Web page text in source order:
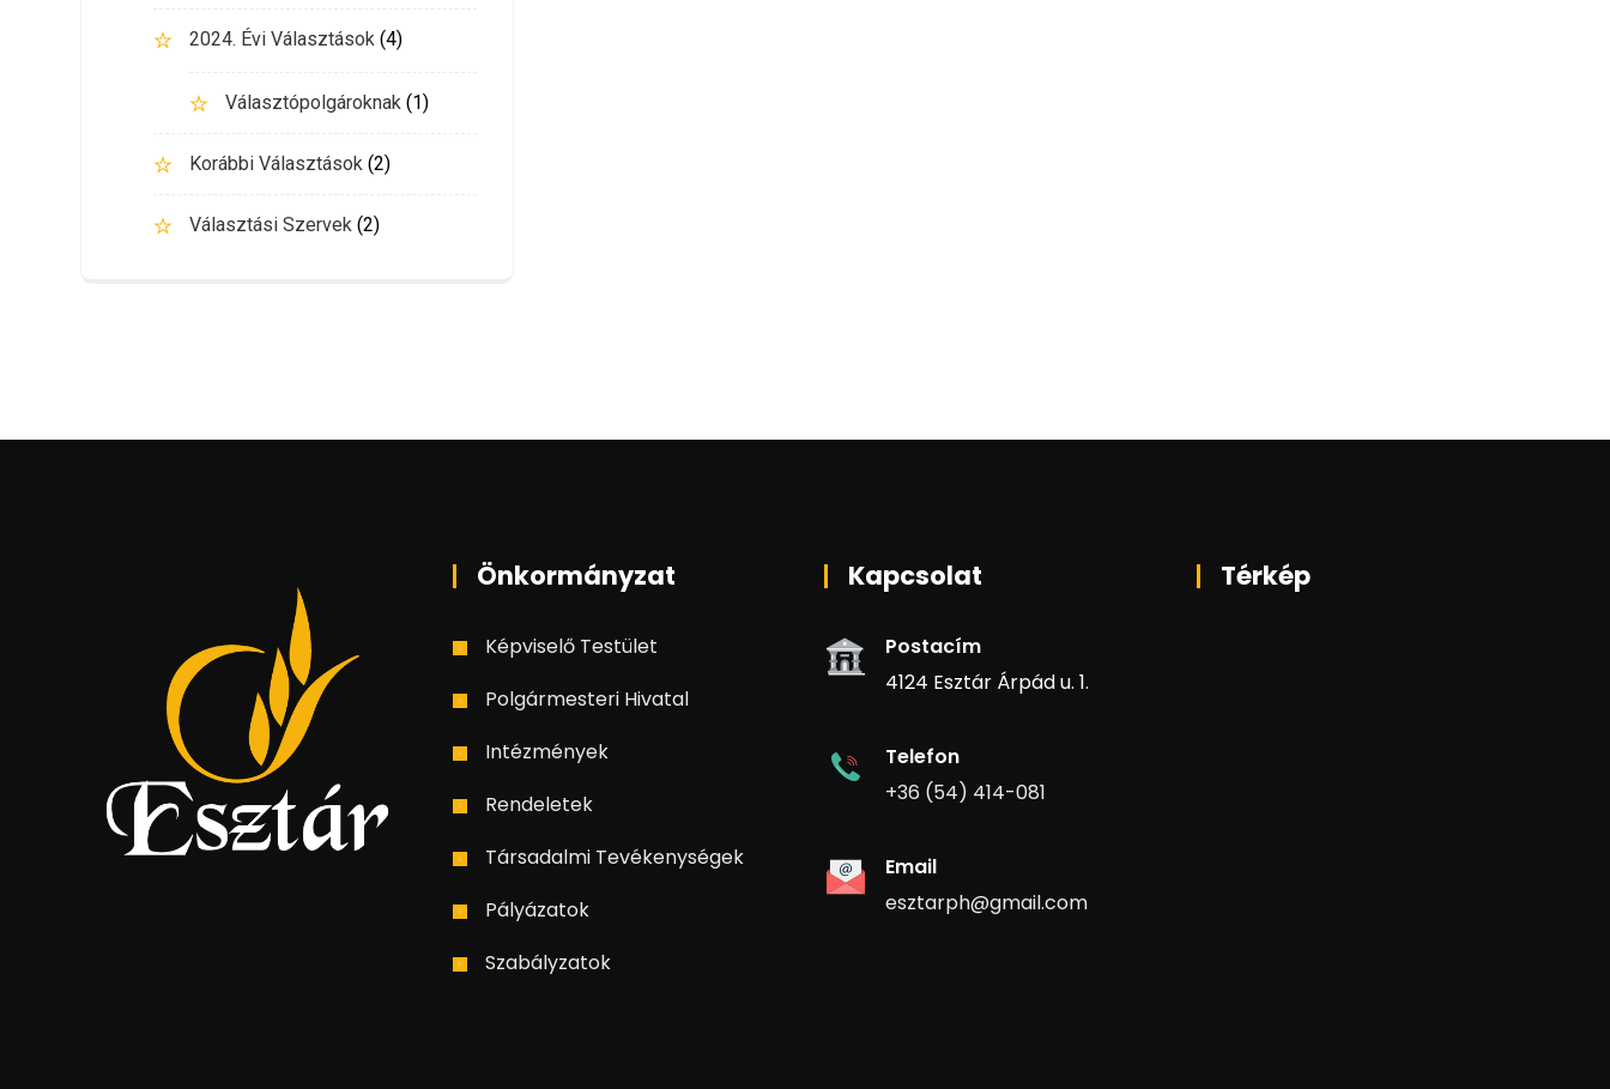
2024. Évi Választások (4)
Választópolgároknak (1)
Korábbi Választások (2)
Választási Szervek (2)
Önkormányzat
Képviselő Testület
Polgármesteri Hivatal
Intézmények
Rendeletek
Társadalmi Tevékenységek
Pályázatok
Szabályzatok
Kapcsolat
Postacím
4124 Esztár Árpád u. 1.
Telefon
+36 (54) 414-081
Email
esztarph@gmail.com
Térkép